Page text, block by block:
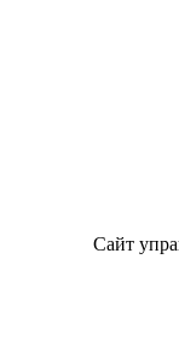
Сайт